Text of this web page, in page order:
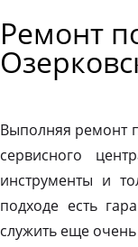
Ремонт
Выполняя ремонт
сервисного
инструменты и
подходе есть
служить еще